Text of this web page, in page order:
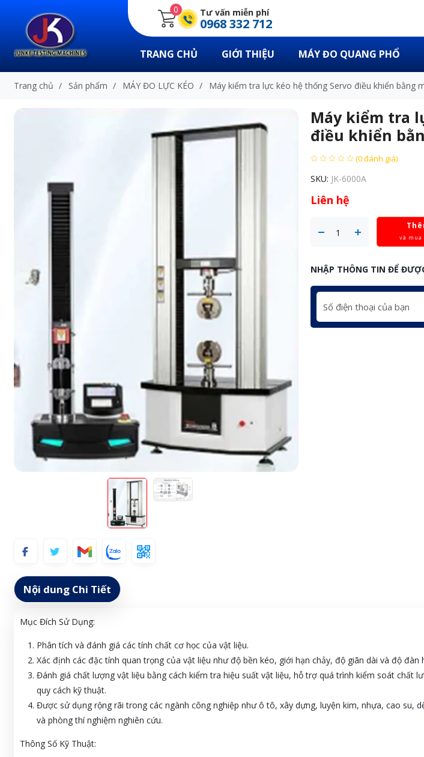
0 Tư vấn miễn phí
0968 332 712
TRANG CHỦ GIỚI THIỆU MÁY ĐO QUANG PHỔ
Trang chủ / Sản phẩm / MÁY ĐO LỰC KÉO / Máy kiểm tra lực kéo hệ thống Servo điều khiển bằng
Máy kiểm tra
điều khiển
(0 đánh giá)
SKU: JK-6000A
Liên hệ
và mua
NHẬP THÔNG TIN ĐỂ
Nội dung Chi Tiết
Mục Đích Sử Dụng:
Phân tích và đánh giá các tính chất cơ học của vật liệu.
Xác định các đặc tính quan trọng của vật liệu như độ bền kéo, giới hạn chảy, độ giãn dài và độ đàn
Đánh giá chất lượng vật liệu bằng cách kiểm tra hiệu suất vật liệu, hỗ trợ quá trình kiểm soát chất
quy cách kỹ thuật.
Được sử dụng rộng rãi trong các ngành công nghiệp như ô tô, xây dựng, luyện kim, nhựa, cao su,
và phòng thí nghiệm nghiên cứu.
Thông Số Kỹ Thuật: